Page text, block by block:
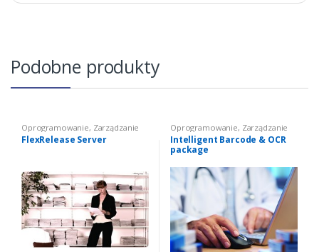
Podobne produkty
Oprogramowanie, Zarządzanie
generowaniem dokumentów i
bezpieczeństwo
FlexRelease Server
Oprogramowanie, Zarządzanie
generowaniem dokumentów i
bezpieczeństwo
Intelligent Barcode & OCR
package